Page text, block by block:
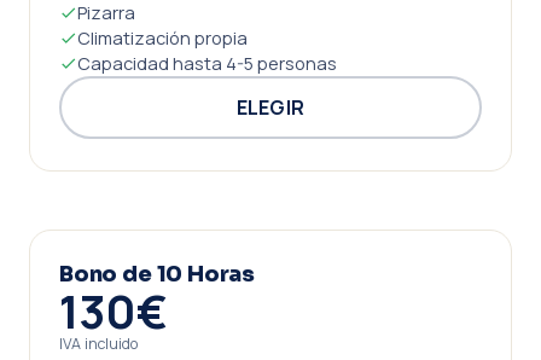
Pizarra
Climatización propia
Capacidad hasta 4-5 personas
ELEGIR
Bono de 10 Horas
130€
IVA incluido